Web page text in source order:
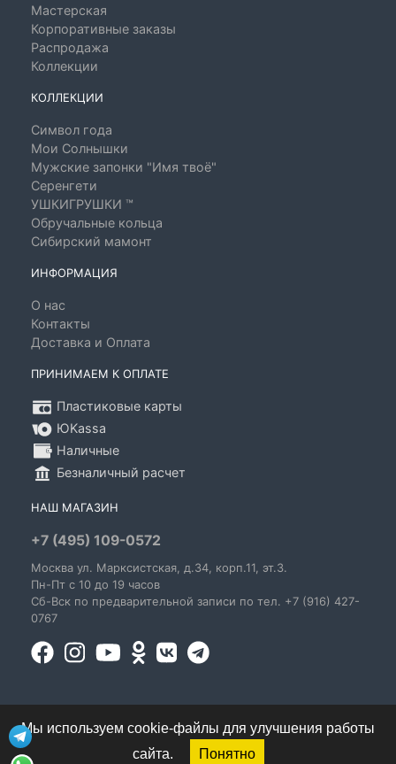
Мастерская
Корпоративные заказы
Распродажа
Коллекции
КОЛЛЕКЦИИ
Символ года
Мои Солнышки
Мужские запонки "Имя твоё"
Серенгети
УШКИГРУШКИ ™
Обручальные кольца
Сибирский мамонт
ИНФОРМАЦИЯ
О нас
Контакты
Доставка и Оплата
ПРИНИМАЕМ К ОПЛАТЕ
Пластиковые карты
ЮKassa
Наличные
Безналичный расчет
НАШ МАГАЗИН
+7 (495) 109-0572
Москва ул. Марксистская , д.34, корп.11, эт.3.
Пн-Пт c 10 до 19 часов
Сб-Вск по предварительной записи по тел. +7 (916) 427-
0767
© 1995-2026 GoldenBlues - информация о правах
Мы используем cookie-файлы для улучшения работы
сайта.
Понятно